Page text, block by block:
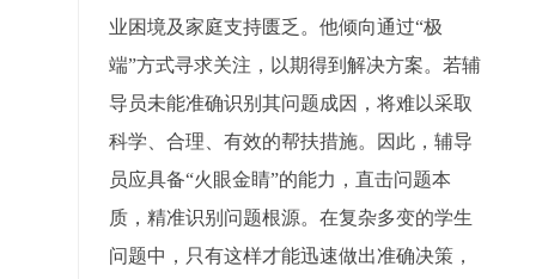
业困境及家庭支持匮乏。他倾向通过“极
端”方式寻求关注，以期得到解决方案。若辅
导员未能准确识别其问题成因，将难以采取
科学、合理、有效的帮扶措施。因此，辅导
员应具备“火眼金睛”的能力，直击问题本
质，精准识别问题根源。在复杂多变的学生
问题中，只有这样才能迅速做出准确决策，